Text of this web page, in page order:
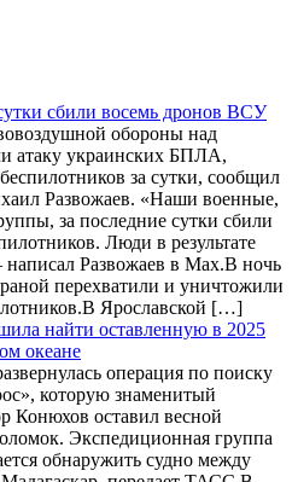
сбили восемь дронов ВСУ
обороны над
атаку украинских БПЛА,
за сутки, сообщил
Развожаев. «Наши военные,
за последние сутки сбили
Люди в результате
написал Развожаев в Max.В ночь
перехватили и уничтожили
Ярославской […]
найти оставленную в 2025
океане
операция по поиску
которую знаменитый
Конюхов оставил весной
Экспедиционная группа
обнаружить судно между